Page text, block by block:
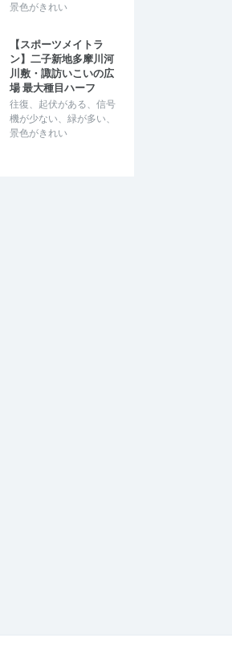
景色がきれい
【スポーツメイトラ
ン】二子新地多摩川河
川敷・諏訪いこいの広
場 最大種目ハーフ
往復、起伏がある、信号
機が少ない、緑が多い、
景色がきれい